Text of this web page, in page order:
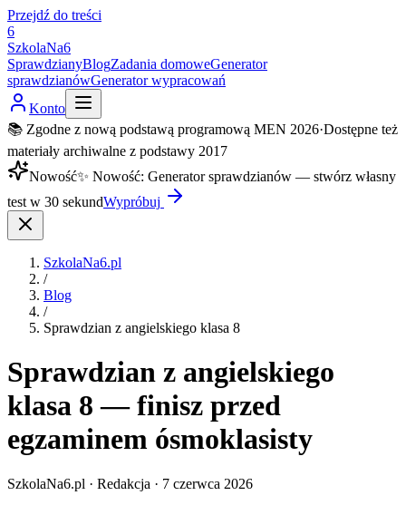
Przejdź do treści
6
SzkolaNa6
SprawdzianyBlogZadania domoweGenerator
sprawdzianówGenerator wypracowań
Konto
📚 Zgodne z nową podstawą programową MEN 2026·Dostępne też
materiały archiwalne z podstawy 2017
Nowość✨ Nowość: Generator sprawdzianów — stwórz własny
test w 30 sekundWypróbuj
SzkolaNa6.pl
/
Blog
/
Sprawdzian z angielskiego klasa 8
Sprawdzian z angielskiego
klasa 8 — finisz przed
egzaminem ósmoklasisty
SzkolaNa6.pl · Redakcja · 7 czerwca 2026